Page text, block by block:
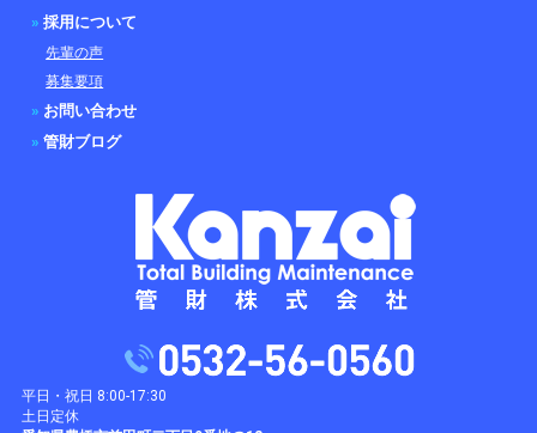
»採用について
先輩の声
募集要項
» お問い合わせ
»管財ブログ
平日・祝日 8:00-17:30
土日定休